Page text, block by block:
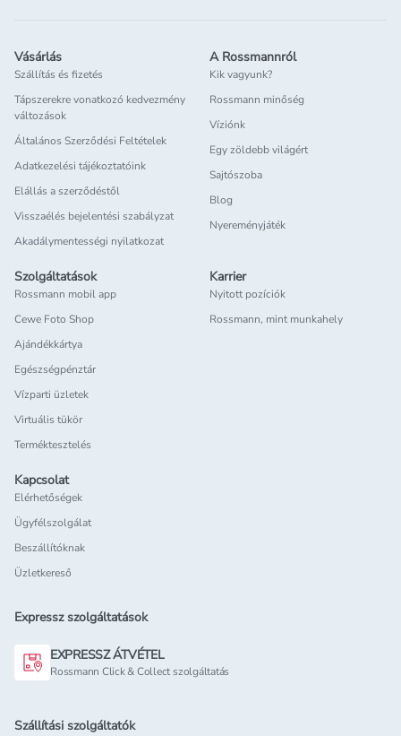
Vásárlás
Szállítás és fizetés
Tápszerekre vonatkozó kedvezmény
változások
Általános Szerződési Feltételek
Adatkezelési tájékoztatóink
Elállás a szerződéstől
Visszaélés bejelentési szabályzat
Akadálymentességi nyilatkozat
A Rossmannról
Kik vagyunk?
Rossmann minőség
Víziónk
Egy zöldebb világért
Sajtószoba
Blog
Nyereményjáték
Szolgáltatások
Rossmann mobil app
Cewe Foto Shop
Ajándékkártya
Egészségpénztár
Vízparti üzletek
Virtuális tükör
Terméktesztelés
Karrier
Nyitott pozíciók
Rossmann, mint munkahely
Kapcsolat
Elérhetőségek
Ügyfélszolgálat
Beszállítóknak
Üzletkereső
Expressz szolgáltatások
EXPRESSZ ÁTVÉTEL
Rossmann Click & Collect szolgáltatás
Szállítási szolgáltatók